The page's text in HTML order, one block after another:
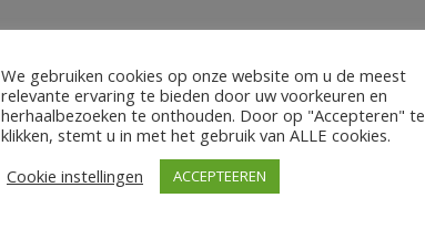
We gebruiken cookies op onze website om u de meest
relevante ervaring te bieden door uw voorkeuren en
herhaalbezoeken te onthouden. Door op "Accepteren" te
klikken, stemt u in met het gebruik van ALLE cookies.
Cookie instellingen
ACCEPTEEREN